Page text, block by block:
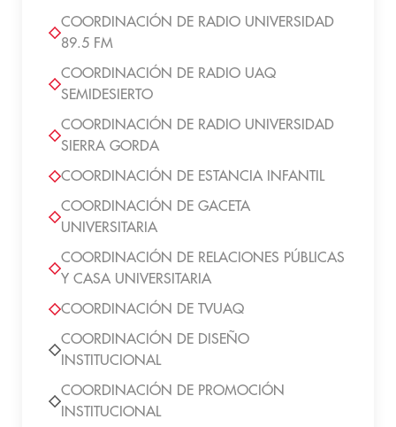
COORDINACIÓN DE RADIO UNIVERSIDAD
89.5 FM
COORDINACIÓN DE RADIO UAQ
SEMIDESIERTO
COORDINACIÓN DE RADIO UNIVERSIDAD
SIERRA GORDA
COORDINACIÓN DE ESTANCIA INFANTIL
COORDINACIÓN DE GACETA
UNIVERSITARIA
COORDINACIÓN DE RELACIONES PÚBLICAS
Y CASA UNIVERSITARIA
COORDINACIÓN DE TVUAQ
COORDINACIÓN DE DISEÑO
INSTITUCIONAL
COORDINACIÓN DE PROMOCIÓN
INSTITUCIONAL